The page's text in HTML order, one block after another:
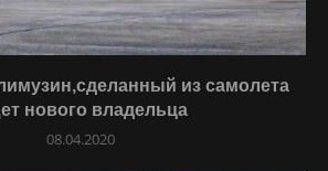
из самолета
нового владельца
08.04.2020